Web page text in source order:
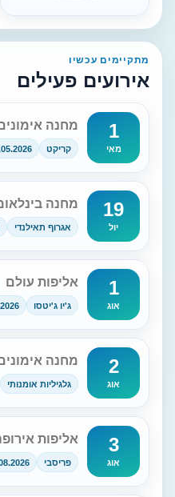
מתקיימים עכשיו
אירועים פעילים
1
מאי
מחנה
קריקט
19
יול
מחנה
אגרוף תאילנדי
1
אוג
אליפות עולם
ג'יו ג'יטסו
2
אוג
מחנה
גלגיליות אומנותי
3
אוג
אליפות
פריסבי